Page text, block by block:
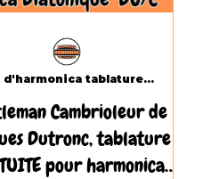
Cambrioleur de
Dutronc, tablature
pour harmonica
Seb d'harmonica tablatures.com